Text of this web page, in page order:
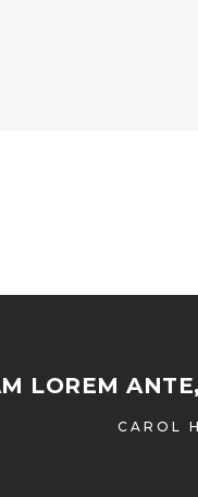
LOREM
CAROL